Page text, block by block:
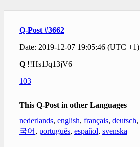
Q-Post #3662
Date: 2019-12-07 19:05:46 (UTC +1)
Q !!Hs1Jq13jV6
103
This Q-Post in other Languages
nederlands, english, français, deutsch,
국어 , português, español, svenska